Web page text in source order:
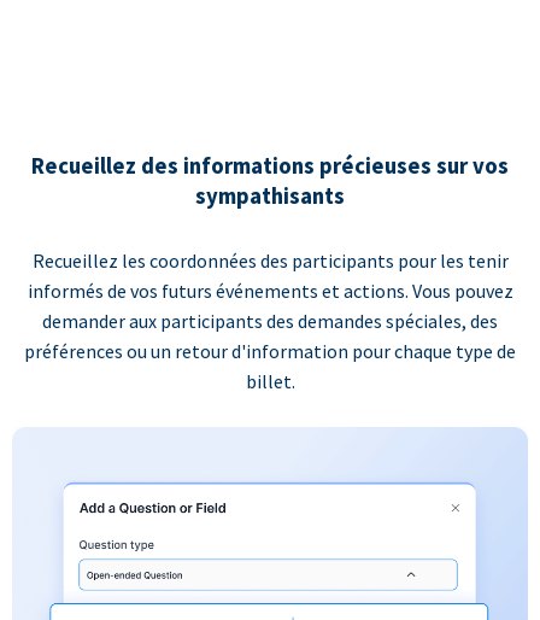
Recueillez des informations précieuses sur vos
sympathisants
Recueillez les coordonnées des participants pour les tenir
informés de vos futurs événements et actions. Vous pouvez
demander aux participants des demandes spéciales, des
préférences ou un retour d'information pour chaque type de
billet.